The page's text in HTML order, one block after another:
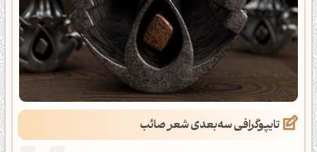
تایپوگرافی سه‌بعدی شعر صائب